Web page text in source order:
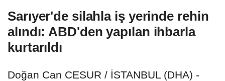
Sarıyer'de silahla iş yerinde rehin
alındı: ABD'den yapılan ihbarla
kurtarıldı
Doğan Can CESUR / İSTANBUL (DHA) -